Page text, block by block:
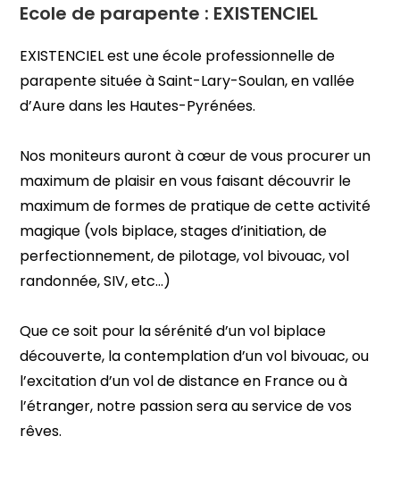
Ecole de parapente : EXISTENCIEL
EXISTENCIEL est une école professionnelle de
parapente située à Saint-Lary-Soulan, en vallée
d’Aure dans les Hautes-Pyrénées.
Nos moniteurs auront à cœur de vous procurer un
maximum de plaisir en vous faisant découvrir le
maximum de formes de pratique de cette activité
magique (vols biplace, stages d’initiation, de
perfectionnement, de pilotage, vol bivouac, vol
randonnée, SIV, etc…)
Que ce soit pour la sérénité d’un vol biplace
découverte, la contemplation d’un vol bivouac, ou
l’excitation d’un vol de distance en France ou à
l’étranger, notre passion sera au service de vos
rêves.